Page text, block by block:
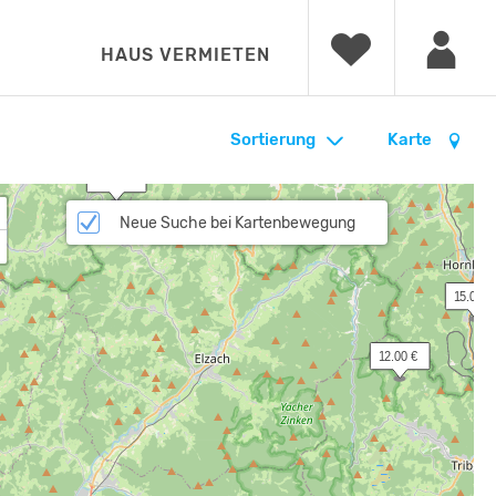
HAUS VERMIETEN
Karte
Sortierung
15.00 €
12.00 €
Neue Suche bei Kartenbewegung